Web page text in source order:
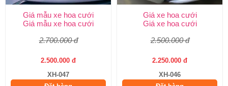
Giá mẫu xe hoa cưới
Giá mẫu xe hoa cưới
2.700.000 đ
2.500.000 đ
XH-047
Giá xe hoa cưới
Giá xe hoa cưới
2.500.000 đ
2.250.000 đ
XH-046